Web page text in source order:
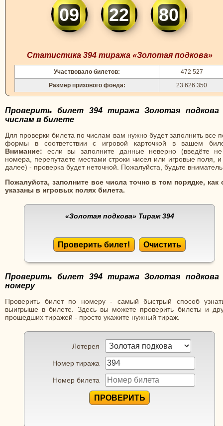
09 22 80
Статистика 394 тиража «Золотая подкова»
Участвовало билетов:
472 527
Размер призового фонда:
23 626 350
Проверить билет 394 тиража Золотая подкова
числам в билете
Для проверки билета по числам вам нужно будет заполнить все
формы в соответствии с игровой карточкой в вашем
Внимание: если вы заполните данные неверно (введёте
номера, перепутаете местами строки чисел или игровые поля, и
далее) - проверка будет неточной. Пожалуйста, будьте
Пожалуйста, заполните все числа точно в том порядке, как
указаны в игровых полях билета.
«Золотая подкова» Тираж 394
Проверить билет! Очистить
Проверить билет 394 тиража Золотая подкова
номеру
Проверить билет по номеру - самый быстрый способ
выигрыше в билете. Здесь вы можете проверить билеты и
прошедших тиражей - просто укажите нужный тираж.
Лотерея
Номер тиража
Номер билета
ПРОВЕРИТЬ